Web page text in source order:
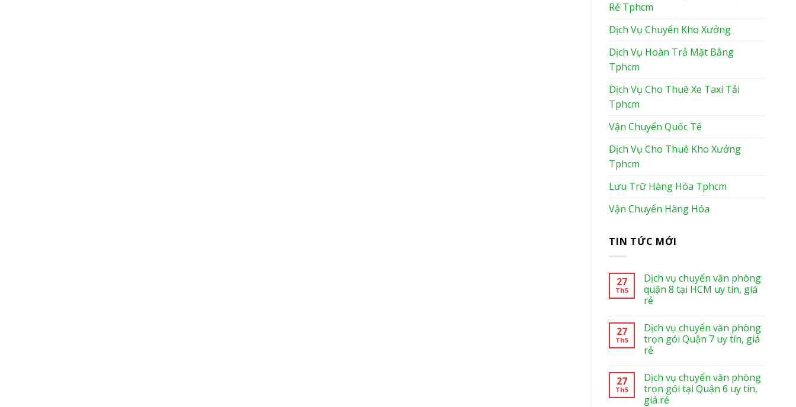
Rẻ Tphcm
Dịch Vụ Chuyển Kho Xưởng
Dịch Vụ Hoàn Trả Mặt Bằng
Tphcm
Dịch Vụ Cho Thuê Xe Taxi Tải
Tphcm
Vận Chuyển Quốc Tế
Dịch Vụ Cho Thuê Kho Xưởng
Tphcm
Lưu Trữ Hàng Hóa Tphcm
Vận Chuyển Hàng Hóa
TIN TỨC MỚI
27
Th5
Dịch vụ chuyển văn phòng
quận 8 tại HCM uy tín, giá
rẻ
27
Th5
Dịch vụ chuyển văn phòng
trọn gói Quận 7 uy tín, giá
rẻ
27
Th5
Dịch vụ chuyển văn phòng
trọn gói tại Quận 6 uy tín,
giá rẻ